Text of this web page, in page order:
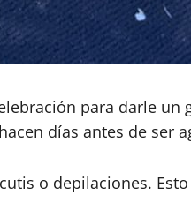
para darle un
días antes de ser
o depilaciones.